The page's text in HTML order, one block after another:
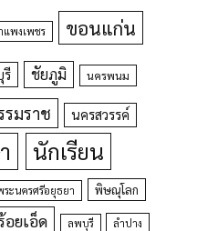
แพงเพชร ขอนแก่น
รี ชัยภูมิ นครพนม
รมราช นครสวรรค์
นักเรียน
ระนครศรีอยุธยา พิษณุโลก
อยเอ็ด ลพบุรี ลำปาง